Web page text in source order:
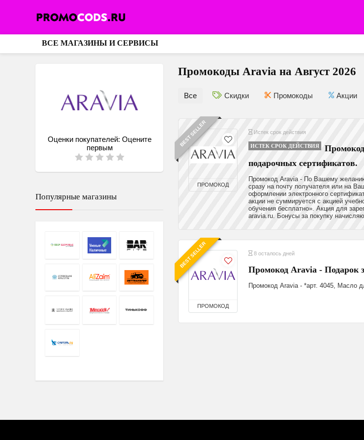
ВСЕ МАГАЗИНЫ И СЕРВИСЫ
Промокоды Aravia на Август 2026
Оценки покупателей: Оцените
первым
Все Скидки Промокоды Акции
BEST SELLER
ПРОМОКОД
Истек срок действия
ИСТЕК СРОК ДЕЙСТВИЯ
подарочных сертификатов.
Промокод Aravia - По Вашему
сразу на почту получателя или на
оформлении электронного
акции не суммируется с акцией
обучения бесплатно». Акция для
aravia.ru. Бонусы за покупку
BEST SELLER
ПРОМОКОД
8 осталось дней
Промокод Aravia - Подарок
Промокод Aravia - *арт. 4045, Масло
Популярные магазины